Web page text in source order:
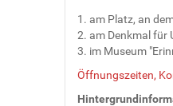
1. am Platz, an
2. am Denkmal für
3. im Museum
Öffnungszeiten,